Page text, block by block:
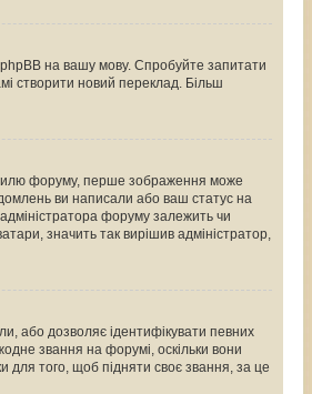
на вашу мову. Спробуйте запитати
створити новий переклад. Більш
форуму, перше зображення може
ви написали або ваш статус на
форуму залежить чи
значить так вирішив адміністратор,
або дозволяє ідентифікувати певних
звання на форумі, оскільки вони
для того, щоб підняти своє звання, за це